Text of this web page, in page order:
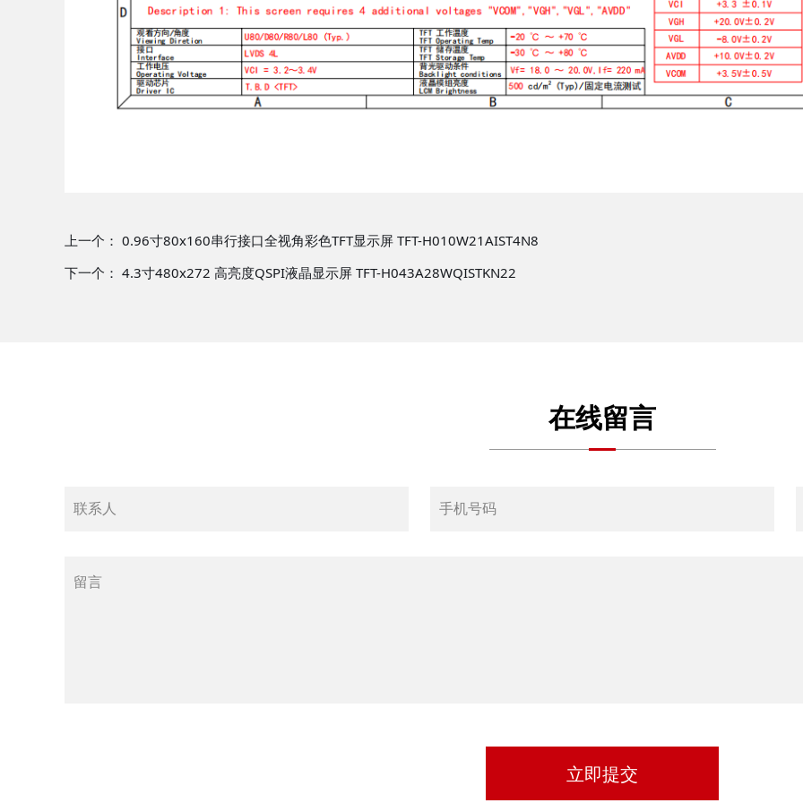
上一个： 0.96寸80x160串行接口全视角彩色TFT显示屏 TFT-H010W21AIST4N8
下一个： 4.3寸480x272 高亮度QSPI液晶显示屏 TFT-H043A28WQISTKN22
在线留言
立即提交